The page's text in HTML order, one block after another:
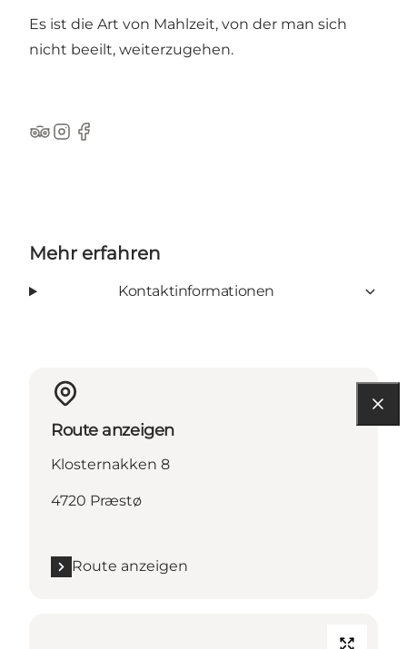
Es ist die Art von Mahlzeit, von der man sich
nicht beeilt, weiterzugehen.
Tripadvisor
Instagram
Facebook
Mehr erfahren
Kontaktinformationen
Route anzeigen
Klosternakken 8
4720 Præstø
Route anzeigen